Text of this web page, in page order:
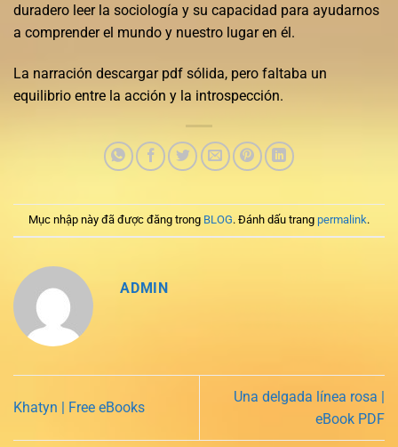
duradero leer la sociología y su capacidad para ayudarnos
a comprender el mundo y nuestro lugar en él.
La narración descargar pdf sólida, pero faltaba un
equilibrio entre la acción y la introspección.
Mục nhập này đã được đăng trong BLOG. Đánh dấu trang permalink.
ADMIN
Khatyn | Free eBooks
Una delgada línea rosa |
eBook PDF